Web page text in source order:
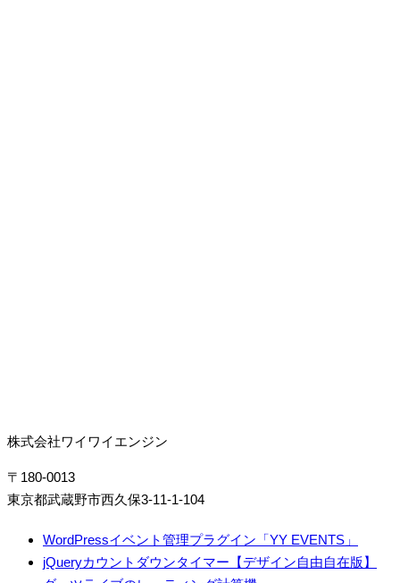
株式会社ワイワイエンジン
〒180-0013
東京都武蔵野市西久保3-11-1-104
WordPressイベント管理プラグイン「YY EVENTS」
jQueryカウントダウンタイマー【デザイン自由自在版】